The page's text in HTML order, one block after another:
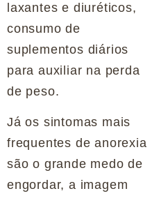
laxantes e diuréticos,
consumo de
suplementos diários
para auxiliar na perda
de peso.
Já os sintomas mais
frequentes de anorexia
são o grande medo de
engordar, a imagem